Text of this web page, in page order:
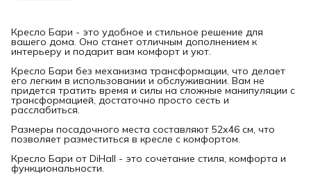
Кресло Бари - это удобное и стильное решение для
вашего дома. Оно станет отличным дополнением к
интерьеру и подарит вам комфорт и уют.
Кресло Бари без механизма трансформации, что делает
его легким в использовании и обслуживании. Вам не
придется тратить время и силы на сложные манипуляции с
трансформацией, достаточно просто сесть и
расслабиться.
Размеры посадочного места составляют 52х46 см, что
позволяет разместиться в кресле с комфортом.
Кресло Бари от DiHall - это сочетание стиля, комфорта и
функциональности.